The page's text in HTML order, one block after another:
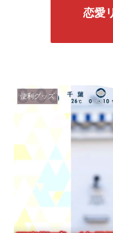
恋愛
便利グッズ